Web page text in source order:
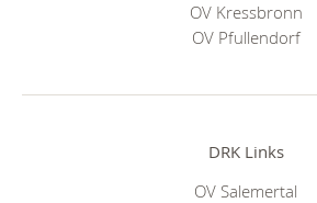
OV Kressbronn
OV Pfullendorf
DRK Links
OV Salemertal